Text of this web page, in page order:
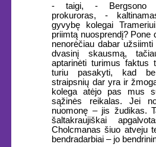
- taigi, - Bergsono
prokuroras, -
gyvybę kolegai
priimtą nuosprendį? Pone
nenorėčiau dabar
dvasinį skausmą,
aptarinėti turimus faktus
turiu pasakyti, kad be
straipsnių dar yra ir
kolega atėjo pas mus
sąžinės reikalas. Jei
nuomonę – jis žudikas.
šaltakraujiškai
Cholcmanas šiuo atveju
bendradarbiai – jo